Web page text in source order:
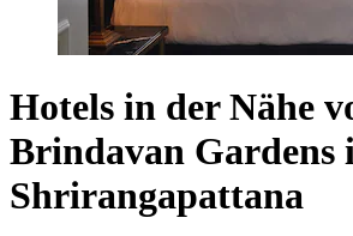
Hotels in der Nähe
Brindavan Gardens
Shrirangapattana